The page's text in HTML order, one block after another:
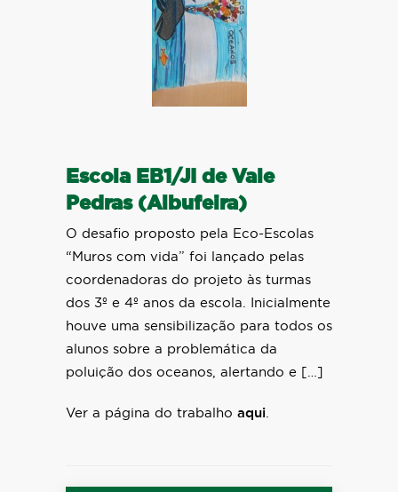
Escola EB1/JI de Vale
Pedras (Albufeira)
O desafio proposto pela Eco-Escolas
“Muros com vida” foi lançado pelas
coordenadoras do projeto às turmas
dos 3º e 4º anos da escola. Inicialmente
houve uma sensibilização para todos os
alunos sobre a problemática da
poluição dos oceanos, alertando e […]
Ver a página do trabalho aqui.